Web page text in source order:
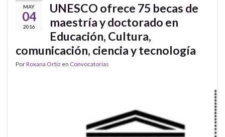
MAY
04
2016
UNESCO ofrece 75 becas de
maestría y doctorado en
Educación, Cultura,
comunicación, ciencia y tecnología
PorRoxana Ortiz en Convocatorias